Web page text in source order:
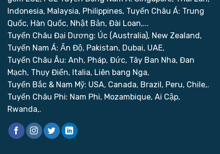
Indonesia, Malaysia, Philippines, Tuyến Châu Á: Trung
Quốc, Hàn Quốc, Nhật Bản, Đài Loan,...
Tuyến Châu Đại Dương: Úc (Australia), New Zealand,
Tuyến Nam Á: Ấn Độ, Pakistan, Dubai, UAE,
Tuyến Châu Âu: Anh, Pháp, Đức, Tây Ban Nha, Đan
Mạch, Thụy Điển, Italia, Liên bang Nga,
Tuyến Bắc & Nam Mỹ: USA, Canada, Brazil, Peru, Chile,.
Tuyến Châu Phi: Nam Phi, Mozambique, Ai Cập,
Rwanda,.